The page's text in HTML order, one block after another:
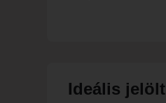
Ideális jelölt